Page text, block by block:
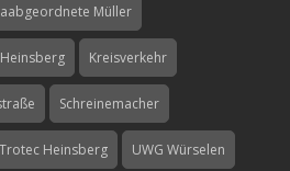
Müller
Heinsberg Kreisverkehr
Schreinemacher
Trotec Heinsberg UWG Würselen